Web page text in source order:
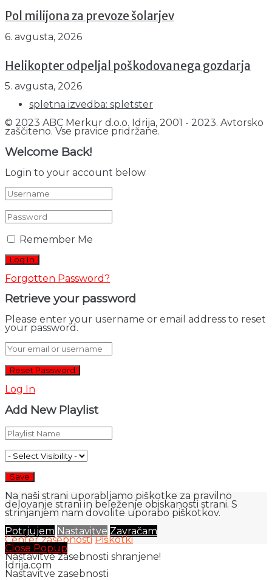
Pol milijona za prevoze šolarjev
6. avgusta, 2026
Helikopter odpeljal poškodovanega gozdarja
5. avgusta, 2026
spletna izvedba: spletster
© 2023 ABC Merkur d.o.o. Idrija, 2001 - 2023. Avtorsko
zaščiteno. Vse pravice pridržane.
Welcome Back!
Login to your account below
Remember Me
Forgotten Password?
Retrieve your password
Please enter your username or email address to reset
your password.
Log In
Add New Playlist
Na naši strani uporabljamo piškotke za pravilno
delovanje strani in beleženje obiskanosti strani. S
strinjanjem nam dovolite uporabo piškotkov.
Potrjujem Nastavitve Zavračam
Center zasebnosti Piškotki
Close Popup
Nastavitve zasebnosti shranjene!
Idrija.com
Nastavitve zasebnosti